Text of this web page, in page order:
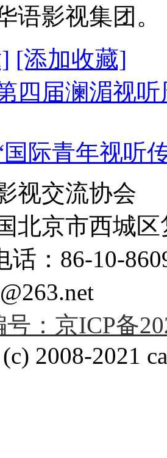
语影视集团。
[添加收藏]
四届澜湄视
国际青年视听
视交流协会
北京市西城
话：86-10-
：京ICP备
2008-2021